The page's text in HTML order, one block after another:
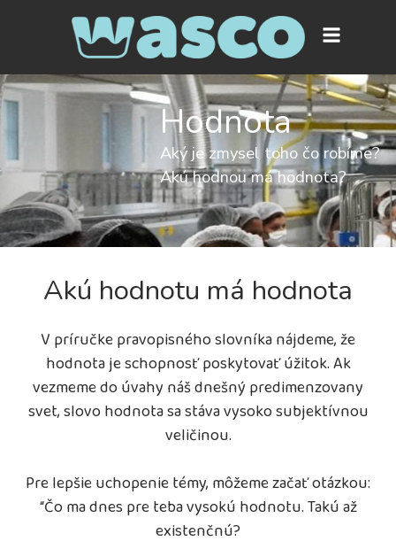
Hodnota
Aký je zmysel toho čo robíme?
Akú hodnou má hodnota?
Akú hodnotu má hodnota
V príručke pravopisného slovníka nájdeme, že
hodnota je schopnosť poskytovať úžitok. Ak
vezmeme do úvahy náš dnešný predimenzovany
svet, slovo hodnota sa stáva vysoko subjektívnou
veličinou.
Pre lepšie uchopenie témy, môžeme začať otázkou:
“Čo ma dnes pre teba vysokú hodnotu. Takú až
existenčnú?